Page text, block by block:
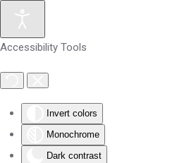
Accessibility Tools
Invert colors
Monochrome
Dark contrast
Skip to main content